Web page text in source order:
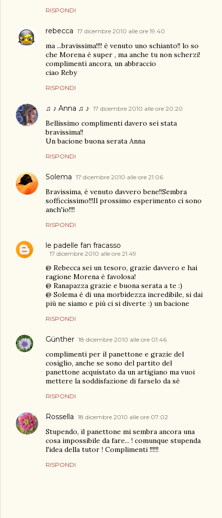
RISPONDI
rebecca 17 dicembre 2010 alle ore 19:40
ma ...bravissima!!!! è venuto uno schianto!! lo so
che Morena è super , ma anche tu non scherzi!
complimenti ancora, un abbraccio
ciao Reby
RISPONDI
♫ ♪ Anna ♫ ♪ 17 dicembre 2010 alle ore 20:20
Bellissimo complimenti davero sei stata
bravissima!!
Un bacione buona serata Anna
RISPONDI
Solema 17 dicembre 2010 alle ore 21:06
Bravissima, è venuto davvero bene!!Sembra
sofficcissimo!!!Il prossimo esperimento ci sono
anch'io!!!!
RISPONDI
le padelle fan fracasso
17 dicembre 2010 alle ore 21:49
@ Rebecca sei un tesoro, grazie davvero e hai
ragione Morena è favolosa!
@ Ranapazza grazie e buona serata a te :)
@ Solema è di una morbidezza incredibile, si dai
più ne siamo e più ci si diverte :) un bacione
RISPONDI
Günther 18 dicembre 2010 alle ore 01:46
complimenti per il panettone e grazie del
cosiglio, anche se sono del partito del
panettone acquistato da un artigiano ma vuoi
mettere la soddisfazione di farselo da sè
RISPONDI
Rossella 18 dicembre 2010 alle ore 07:02
Stupendo, il panettone mi sembra ancora una
cosa impossibile da fare... ! comunque stupenda
l'idea della tutor ! Complimenti !!!!!!
RISPONDI